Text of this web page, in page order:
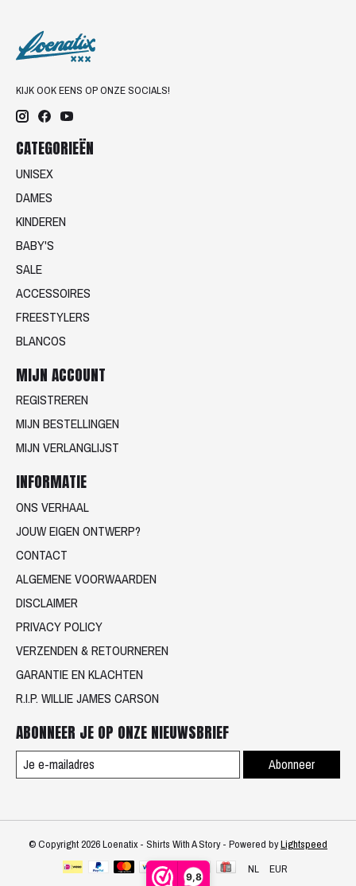
9,8
KIJK OOK EENS OP ONZE SOCIALS!
CATEGORIEËN
UNISEX
DAMES
KINDEREN
BABY'S
SALE
ACCESSOIRES
FREESTYLERS
BLANCOS
MIJN ACCOUNT
REGISTREREN
MIJN BESTELLINGEN
MIJN VERLANGLIJST
INFORMATIE
ONS VERHAAL
JOUW EIGEN ONTWERP?
CONTACT
ALGEMENE VOORWAARDEN
DISCLAIMER
PRIVACY POLICY
VERZENDEN & RETOURNEREN
GARANTIE EN KLACHTEN
R.I.P. WILLIE JAMES CARSON
ABONNEER JE OP ONZE NIEUWSBRIEF
Abonneer
© Copyright 2026 Loenatix - Shirts With A Story - Powered byLightspeed
NL
EUR